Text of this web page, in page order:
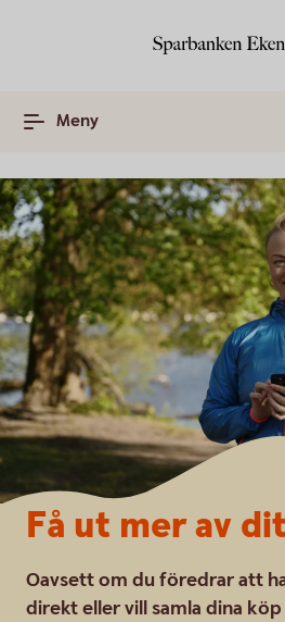
Meny
Få ut mer av
Oavsett om du föredrar att
direkt eller vill samla dina köp